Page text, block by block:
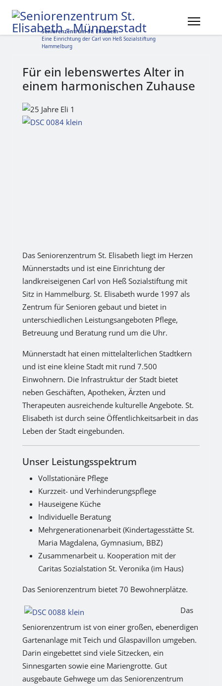
Seniorenzentrum St. Elisabeth
Eine Einrichtung der Carl von Heß Sozialstiftung
Hammelburg
Für ein lebenswertes Alter in
einem harmonischen Zuhause
Das Seniorenzentrum St. Elisabeth liegt im Herzen
Münnerstadts und ist eine Einrichtung der
landkreiseigenen Carl von Heß Sozialstiftung mit
Sitz in Hammelburg. St. Elisabeth wurde 1997 als
Zentrum für Senioren gebaut und bietet in
unterschiedlichen Leistungsangeboten Pflege,
Betreuung und Beratung rund um die Uhr.
Münnerstadt hat einen mittelalterlichen Stadtkern
und ist eine kleine Stadt mit rund 7.500
Einwohnern. Die Infrastruktur der Stadt bietet
neben Geschäften, Apotheken, Ärzten und
Therapeuten ausreichende kulturelle Angebote. St.
Elisabeth ist durch seine Öffentlichkeitsarbeit in das
Leben der Stadt eingebunden.
Unser Leistungsspektrum
Vollstationäre Pflege
Kurzzeit- und Verhinderungspflege
Hauseigene Küche
Individuelle Beratung
Mehrgenerationenarbeit (Kindertagesstätte St.
Maria Magdalena, Gymnasium, BBZ)
Zusammenarbeit u. Kooperation mit der
Caritas Sozialstation St. Veronika (im Haus)
Das Seniorenzentrum bietet 70 Bewohnerplätze.
Das
Seniorenzentrum ist von einer großen, ebenerdigen
Gartenanlage mit Teich und Glaspavillon umgeben.
Darin eingebettet sind viele Sitzecken, ein
Sinnesgarten sowie eine Mariengrotte. Gut
ausgebaute Gehwege um das Seniorenzentrum